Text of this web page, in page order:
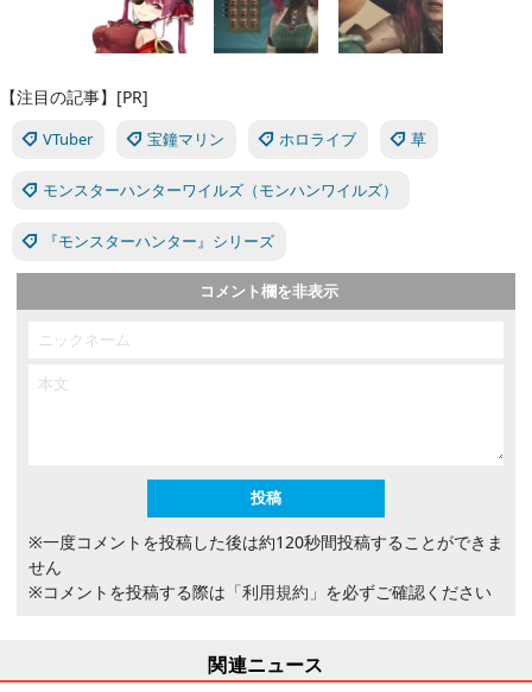
【注目の記事】[PR]
VTuber 宝鐘マリン ホロライブ 草
モンスターハンターワイルズ（モンハンワイルズ）
『モンスターハンター』シリーズ
コメント欄を非表示
※一度コメントを投稿した後は約120秒間投稿することができま
せん
※コメントを投稿する際は 「利用規約」 を必ずご確認ください
関連ニュース